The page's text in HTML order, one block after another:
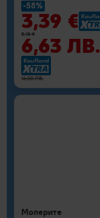
-58%
3,39 €
8,18 €
6,63 ЛВ.
16,00 ЛВ.
Молерите